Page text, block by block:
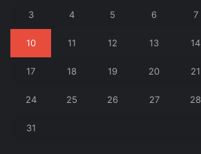
3 4 5 6 7
10 11 12 13 14
17 18 19 20 21
24 25 26 27 28
31